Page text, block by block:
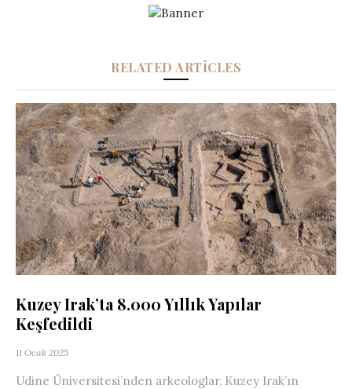
RELATED ARTICLES
Kuzey Irak’ta 8.000 Yıllık Yapılar
Keşfedildi
11 Ocak 2025
Udine Üniversitesi’nden arkeologlar, Kuzey Irak’ın